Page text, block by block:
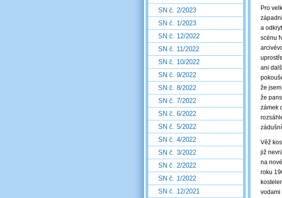
Pro
a
scénu
ani
že
že
zámek
Věž
již
na
roku
vodami
SN č. 2/2023
SN č. 1/2023
SN č. 12/2022
SN č. 11/2022
SN č. 10/2022
SN č. 9/2022
SN č. 8/2022
SN č. 7/2022
SN č. 6/2022
SN č. 5/2022
SN č. 4/2022
SN č. 3/2022
SN č. 2/2022
SN č. 1/2022
SN č. 12/2021